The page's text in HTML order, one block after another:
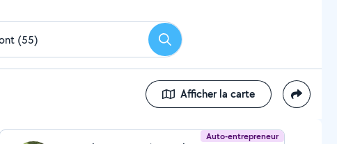
Rechercher
Afficher la carte
Auto-entrepreneur